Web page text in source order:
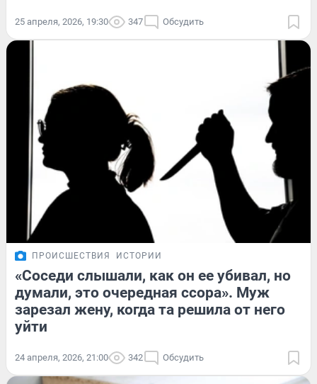
25 апреля, 2026, 19:30 347 Обсудить
ПРОИСШЕСТВИЯ ИСТОРИИ
«Соседи слышали, как он ее убивал, но
думали, это очередная ссора». Муж
зарезал жену, когда та решила от него
уйти
24 апреля, 2026, 21:00 342 Обсудить